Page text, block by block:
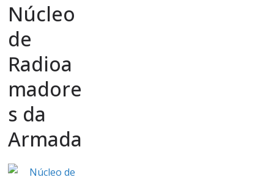
Núcleo
de
Radioa
madore
s da
Armada